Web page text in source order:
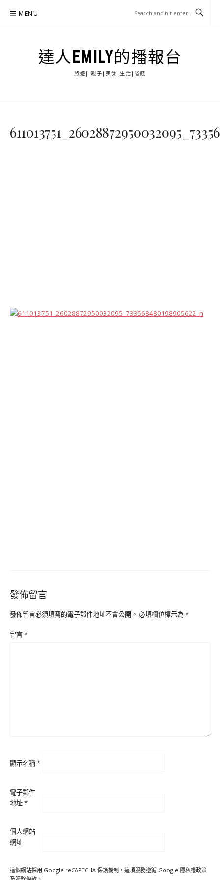
MENU
達人EMILY的播報台
旅遊| 親子|美食|生活|省錢
發佈留言
發佈留言必須填寫的電子郵件地址不會公開。 必填欄位標示為*
留言*
顯示名稱*
電子郵件
地址*
個人網站
網址
這個網站採用 Google reCAPTCHA 保護機制，這項服務遵循 Google 隱私權政策